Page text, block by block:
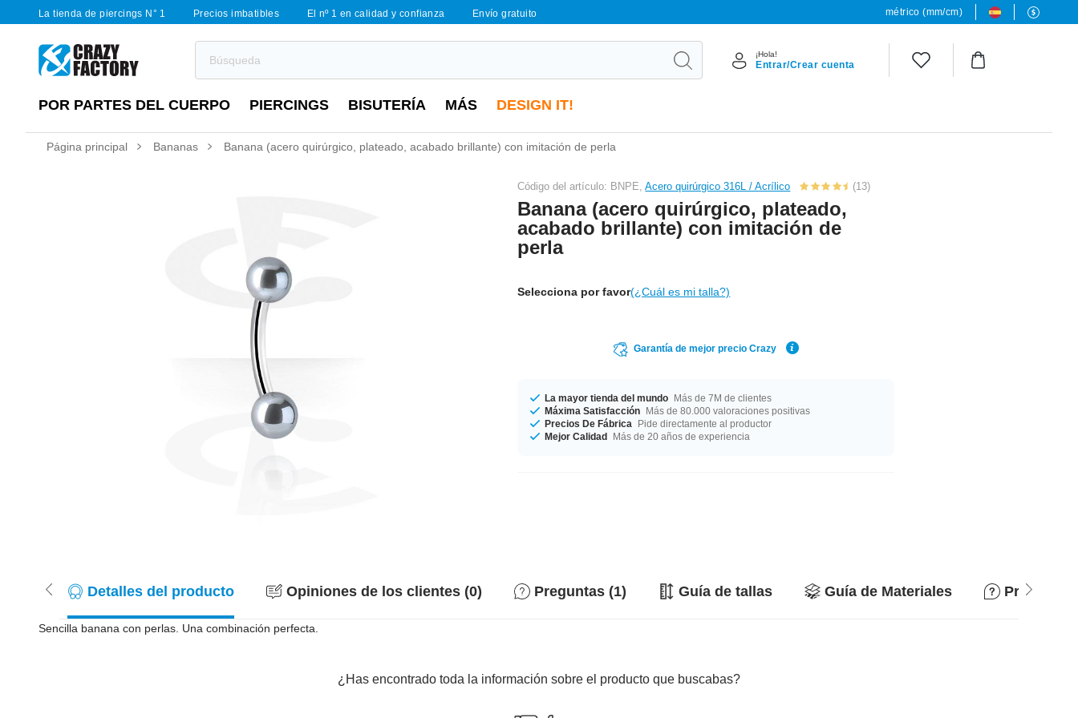
La tienda de piercings N° 1 Precios imbatibles El nº 1 en calidad y confianza Envío gratuito métrico (mm/cm)
¡Hola!
Entrar/Crear cuenta
POR PARTES DEL CUERPO PIERCINGS BISUTERÍA MÁS DESIGN IT!
Página principal Bananas Banana (acero quirúrgico, plateado, acabado brillante) con imitación de perla
Código del artículo: BNPE,Acero quirúrgico 316L / Acrílico (13)
Banana (acero quirúrgico, plateado,
acabado brillante) con imitación de
perla
Selecciona por favor(¿Cuál es mi talla?)
Garantía de mejor precio Crazy
La mayor tienda del mundo Más de 7M de clientes
Máxima Satisfacción Más de 80.000 valoraciones positivas
Precios De Fábrica
Pide directamente al productor
Mejor Calidad Más de 20 años de experiencia
Detalles del producto Opiniones de los clientes (0) Preguntas (1) Guía de tallas Guía de Materiales
Sencilla banana con perlas. Una combinación perfecta.
¿Has encontrado toda la información sobre el producto que buscabas?